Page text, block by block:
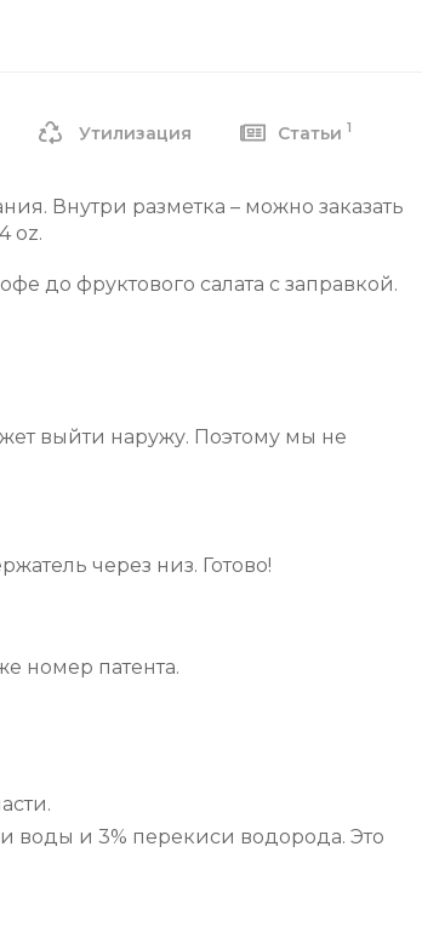
Утилизация Статьи 1
Внутри разметка – можно заказать
oz.
до фруктового салата с заправкой.
выйти наружу. Поэтому мы не
через низ. Готово!
номер патента.
воды и 3% перекиси водорода. Это